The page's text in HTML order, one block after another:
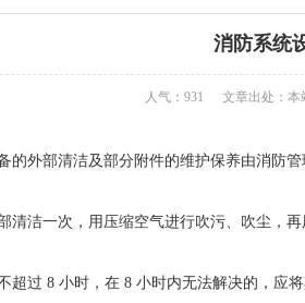
消防系统
人气：931 文章出处：本
的外部清洁及部分附件的维护保养由消防管
清洁一次，用压缩空气进行吹污、吹尘，再
超过 8 小时，在 8 小时内无法解决的，应